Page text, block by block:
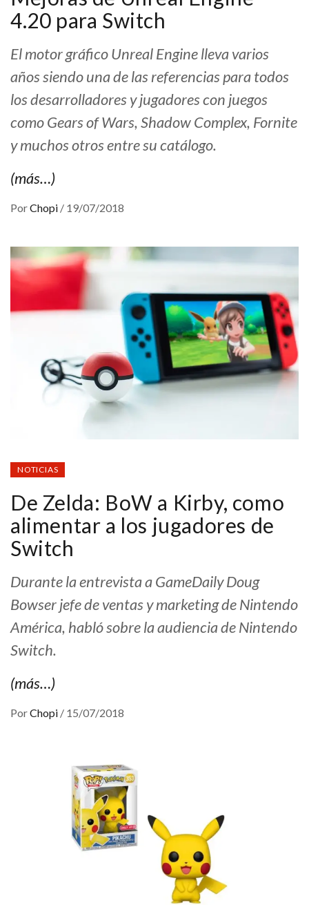
4.20 para Switch
El motor gráfico Unreal Engine lleva varios
años siendo una de las referencias para todos
los desarrolladores y jugadores con juegos
como Gears of Wars, Shadow Complex, Fornite
y muchos otros entre su catálogo.
(más…)
PorChopi / 19/07/2018
NOTICIAS
De Zelda: BoW a Kirby, como
alimentar a los jugadores de
Switch
Durante la entrevista a GameDaily Doug
Bowser jefe de ventas y marketing de Nintendo
América, habló sobre la audiencia de Nintendo
Switch.
(más…)
PorChopi / 15/07/2018